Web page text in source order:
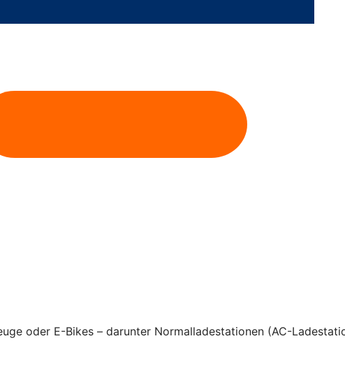
oder E-Bikes – darunter Normalladestationen (AC-